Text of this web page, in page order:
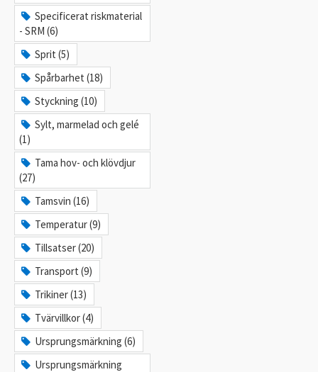
Specificerat riskmaterial
- SRM (6)
Sprit (5)
Spårbarhet (18)
Styckning (10)
Sylt, marmelad och gelé
(1)
Tama hov- och klövdjur
(27)
Tamsvin (16)
Temperatur (9)
Tillsatser (20)
Transport (9)
Trikiner (13)
Tvärvillkor (4)
Ursprungsmärkning (6)
Ursprungsmärkning